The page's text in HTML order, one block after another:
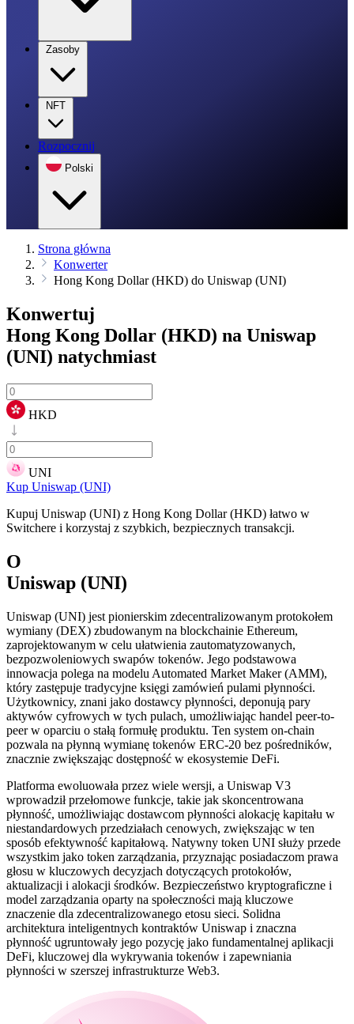
Zasoby
NFT
Rozpocznij
Polski
Strona główna
Konwerter
Hong Kong Dollar (HKD) do Uniswap (UNI)
Konwertuj
Hong Kong Dollar (HKD) na Uniswap
(UNI) natychmiast
HKD
UNI
Kup Uniswap (UNI)
Kupuj Uniswap (UNI) z Hong Kong Dollar (HKD) łatwo w
Switchere i korzystaj z szybkich, bezpiecznych transakcji.
O
Uniswap (UNI)
Uniswap (UNI) jest pionierskim zdecentralizowanym protokołem
wymiany (DEX) zbudowanym na blockchainie Ethereum,
zaprojektowanym w celu ułatwienia zautomatyzowanych,
bezpozwoleniowych swapów tokenów. Jego podstawowa
innowacja polega na modelu Automated Market Maker (AMM),
który zastępuje tradycyjne księgi zamówień pulami płynności.
Użytkownicy, znani jako dostawcy płynności, deponują pary
aktywów cyfrowych w tych pulach, umożliwiając handel peer-to-
peer w oparciu o stałą formułę produktu. Ten system on-chain
pozwala na płynną wymianę tokenów ERC-20 bez pośredników,
znacznie zwiększając dostępność w ekosystemie DeFi.
Platforma ewoluowała przez wiele wersji, a Uniswap V3
wprowadził przełomowe funkcje, takie jak skoncentrowana
płynność, umożliwiając dostawcom płynności alokację kapitału w
niestandardowych przedziałach cenowych, zwiększając w ten
sposób efektywność kapitałową. Natywny token UNI służy przede
wszystkim jako token zarządzania, przyznając posiadaczom prawa
głosu w kluczowych decyzjach dotyczących protokołów,
aktualizacji i alokacji środków. Bezpieczeństwo kryptograficzne i
model zarządzania oparty na społeczności mają kluczowe
znaczenie dla zdecentralizowanego etosu sieci. Solidna
architektura inteligentnych kontraktów Uniswap i znaczna
płynność ugruntowały jego pozycję jako fundamentalnej aplikacji
DeFi, kluczowej dla wykrywania tokenów i zapewniania
płynności w szerszej infrastrukturze Web3.